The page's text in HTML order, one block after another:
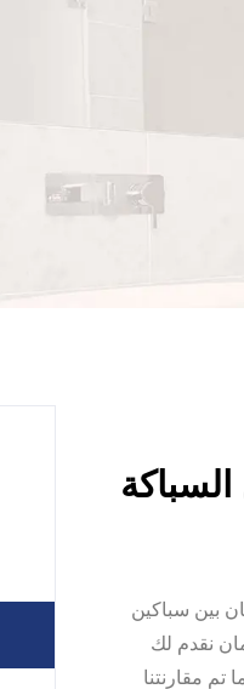
عجمان بين سباكين
نقدم لك
مقارنتنا